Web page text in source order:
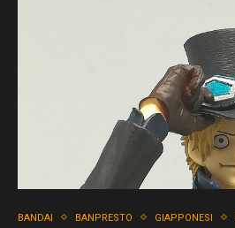
BANDAI BANPRESTO GIAPPONESI